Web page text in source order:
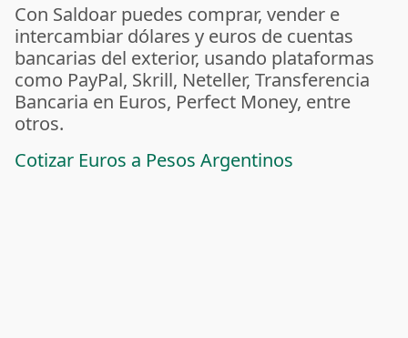
Con Saldoar puedes comprar, vender e
intercambiar dólares y euros de cuentas
bancarias del exterior, usando plataformas
como PayPal, Skrill, Neteller, Transferencia
Bancaria en Euros, Perfect Money, entre
otros.
Cotizar Euros a Pesos Argentinos